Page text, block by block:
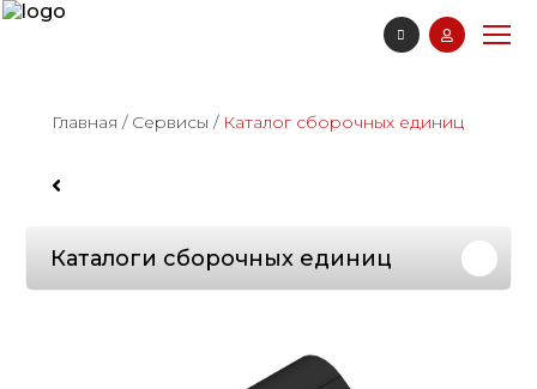
Главная / Сервисы / Каталог сборочных единиц
Каталоги сборочных единиц